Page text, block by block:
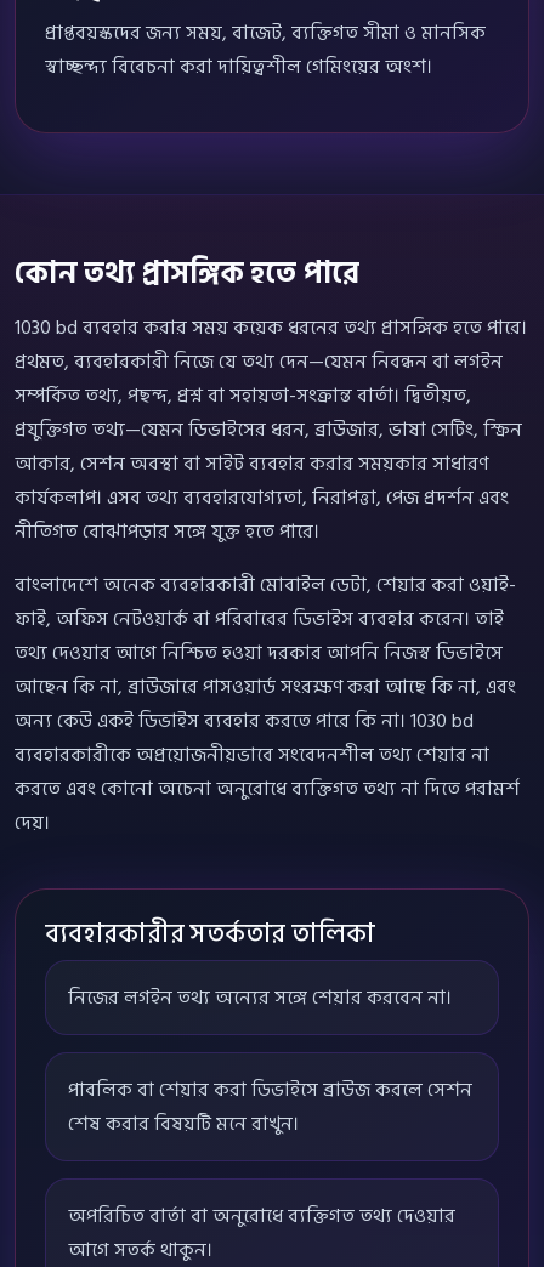
প্রাপ্তবয়স্কদের জন্য সময়, বাজেট, ব্যক্তিগত সীমা ও মানসিক
স্বাচ্ছন্দ্য বিবেচনা করা দায়িত্বশীল গেমিংয়ের অংশ।
কোন তথ্য প্রাসঙ্গিক হতে পারে
1030 bd ব্যবহার করার সময় কয়েক ধরনের তথ্য প্রাসঙ্গিক হতে পারে।
প্রথমত, ব্যবহারকারী নিজে যে তথ্য দেন—যেমন নিবন্ধন বা লগইন
সম্পর্কিত তথ্য, পছন্দ, প্রশ্ন বা সহায়তা-সংক্রান্ত বার্তা। দ্বিতীয়ত,
প্রযুক্তিগত তথ্য—যেমন ডিভাইসের ধরন, ব্রাউজার, ভাষা সেটিং, স্ক্রিন
আকার, সেশন অবস্থা বা সাইট ব্যবহার করার সময়কার সাধারণ
কার্যকলাপ। এসব তথ্য ব্যবহারযোগ্যতা, নিরাপত্তা, পেজ প্রদর্শন এবং
নীতিগত বোঝাপড়ার সঙ্গে যুক্ত হতে পারে।
বাংলাদেশে অনেক ব্যবহারকারী মোবাইল ডেটা, শেয়ার করা ওয়াই-
ফাই, অফিস নেটওয়ার্ক বা পরিবারের ডিভাইস ব্যবহার করেন। তাই
তথ্য দেওয়ার আগে নিশ্চিত হওয়া দরকার আপনি নিজস্ব ডিভাইসে
আছেন কি না, ব্রাউজারে পাসওয়ার্ড সংরক্ষণ করা আছে কি না, এবং
অন্য কেউ একই ডিভাইস ব্যবহার করতে পারে কি না। 1030 bd
ব্যবহারকারীকে অপ্রয়োজনীয়ভাবে সংবেদনশীল তথ্য শেয়ার না
করতে এবং কোনো অচেনা অনুরোধে ব্যক্তিগত তথ্য না দিতে পরামর্শ
দেয়।
ব্যবহারকারীর সতর্কতার তালিকা
নিজের লগইন তথ্য অন্যের সঙ্গে শেয়ার করবেন না।
পাবলিক বা শেয়ার করা ডিভাইসে ব্রাউজ করলে সেশন
শেষ করার বিষয়টি মনে রাখুন।
অপরিচিত বার্তা বা অনুরোধে ব্যক্তিগত তথ্য দেওয়ার
আগে সতর্ক থাকুন।